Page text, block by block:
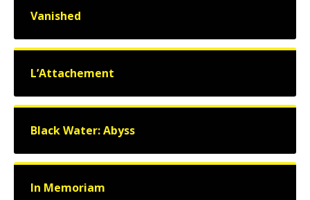
Vanished
L’Attachement
Black Water: Abyss
In Memoriam